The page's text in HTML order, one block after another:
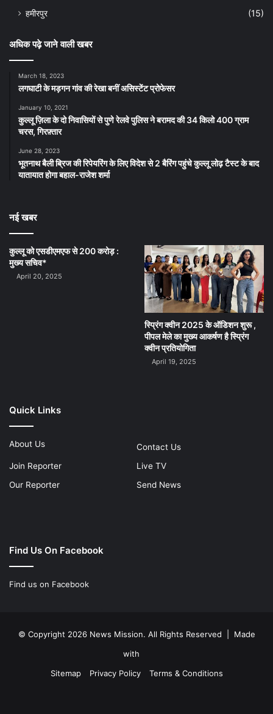
हमीरपुर
(15)
अधिक पढ़े जाने वाली खबर
March 18, 2023
लगघाटी के मड़गन गांव की रेखा बनीं असिस्टेंट प्रोफेसर
January 10, 2021
कुल्लू ज़िला के दो निवासियों से पुणे रेलवे पुलिस ने बरामद की 34 किलो 400 ग्राम
चरस, गिरफ़्तार
June 28, 2023
भूतनाथ बैली ब्रिज की रिपेयरिंग के लिए विदेश से 2 बैरिंग पहुंचे कुल्लू लोढ़ टैस्ट के बाद
यातायात होगा बहाल-राजेश शर्मा
नई खबर
कुल्लू को एसडीएमएफ से 200 करोड़ :
मुख्य सचिव*
April 20, 2025
स्प्रिंग क्वीन 2025 के ऑडिशन शुरू ,
पीपल मेले का मुख्य आकर्षण है स्प्रिंग
क्वीन प्रतियोगिता
April 19, 2025
Quick Links
About Us
Contact Us
Join Reporter
Live TV
Our Reporter
Send News
Find Us On Facebook
Find us on Facebook
© Copyright 2026 News Mission. All Rights Reserved | Made
with
Sitemap
Privacy Policy Terms & Conditions